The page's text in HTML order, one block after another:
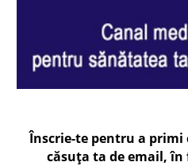
Înscrie-te pentru a
căsuța ta de email, în